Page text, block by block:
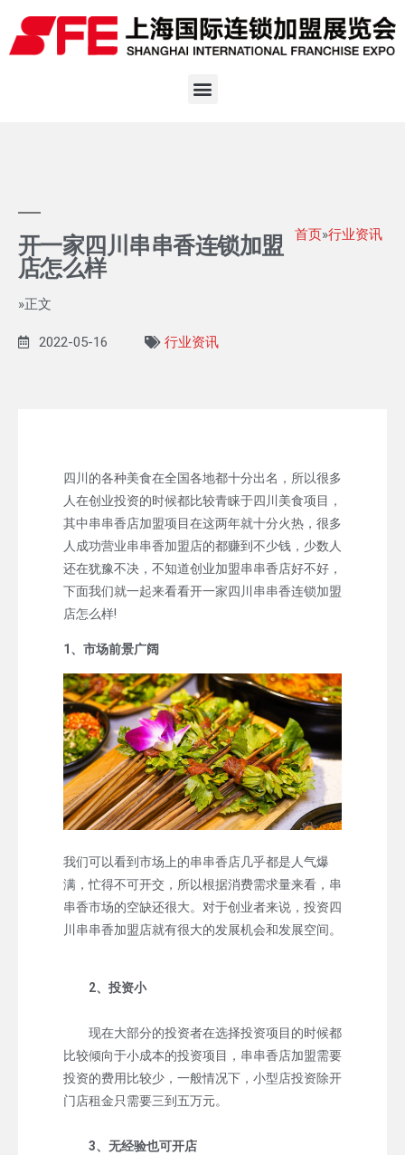
开一家四川串串香连锁加盟
店怎么样
首页»行业资讯
»正文
2022-05-16 行业资讯
四川的各种美食在全国各地都十分出名，所以很多
人在创业投资的时候都比较青睐于四川美食项目，
其中串串香店加盟项目在这两年就十分火热，很多
人成功营业串串香加盟店的都赚到不少钱，少数人
还在犹豫不决，不知道创业加盟串串香店好不好，
下面我们就一起来看看开一家四川串串香连锁加盟
店怎么样!
1、市场前景广阔
我们可以看到市场上的串串香店几乎都是人气爆
满，忙得不可开交，所以根据消费需求量来看，串
串香市场的空缺还很大。对于创业者来说，投资四
川串串香加盟店就有很大的发展机会和发展空间。
2、投资小
现在大部分的投资者在选择投资项目的时候都
比较倾向于小成本的投资项目，串串香店加盟需要
投资的费用比较少，一般情况下，小型店投资除开
门店租金只需要三到五万元。
3、无经验也可开店